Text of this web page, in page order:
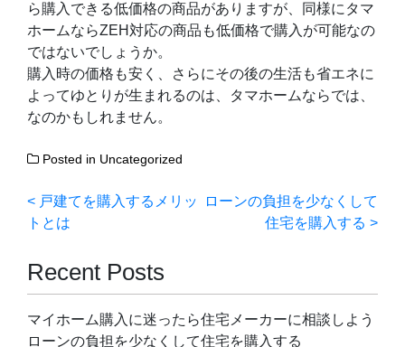
ら購入できる低価格の商品がありますが、同様にタマ
ホームならZEH対応の商品も低価格で購入が可能なの
ではないでしょうか。
購入時の価格も安く、さらにその後の生活も省エネに
よってゆとりが生まれるのは、タマホームならでは、
なのかもしれません。
Posted in Uncategorized
投
稿
ナ
ビ
ゲ
戸建てを購入するメリッ
トとは
ローンの負担を少なくして
住宅を購入する
Recent Posts
マイホーム購入に迷ったら住宅メーカーに相談しよう
ローンの負担を少なくして住宅を購入する